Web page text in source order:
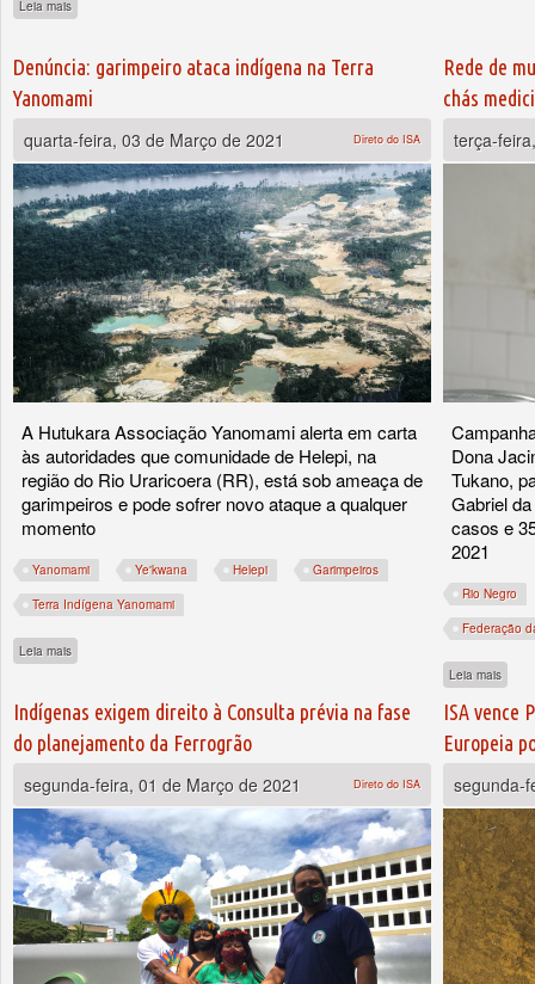
Leia mais
Denúncia: garimpeiro ataca indígena na Terra
Yanomami
quarta-feira, 03 de Março de 2021
Direto do ISA
A Hutukara Associação Yanomami alerta em carta
às autoridades que comunidade de Helepi, na
região do Rio Uraricoera (RR), está sob ameaça de
garimpeiros e pode sofrer novo ataque a qualquer
momento
Yanomami Ye'kwana Helepi Garimpeiros
Terra Indígena Yanomami
Leia mais
Rede de
chás
terça-
Dona
Tukano,
Gabriel
casos e
2021
Rio Negro
Federação
Leia mais
Indígenas exigem direito à Consulta prévia na fase
do planejamento da Ferrogrão
segunda-feira, 01 de Março de 2021
Direto do ISA
ISA vence
Europeia
segunda-